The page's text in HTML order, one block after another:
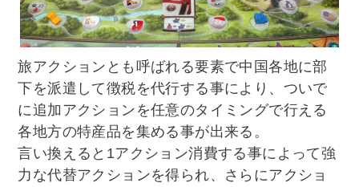
旅アクションとも呼ばれる要素で中国各地に部
下を派遣して徴税を代行する事により、ついで
に追加アクションを任意のタイミングで行える
各地方の特産品を集める事が出来る。
言い換えると1アクション消費する事によって強
力な代替アクションを得られ、さらにアクショ